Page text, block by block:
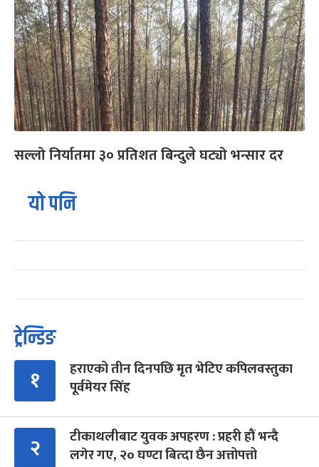
सल्लो निर्यातमा ३० प्रतिशत बिन्दुले घट्यो भन्सार दर
यो पनि
ट्रेन्डिङ
१
हराएको तीन दिनपछि मृत भेटिए कपिलवस्तुका
पूर्वमेयर सिंह
२
टीकाथलीबाट युवक अपहरण : प्रहरी हौं भन्दै
लगेर गए, २० घण्टा बित्दा छैन अत्तोपत्तो